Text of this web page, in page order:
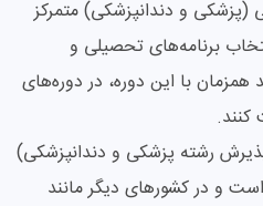
(پزشکی و دندانپزشکی) متمرکز
برنامه‌های تحصیلی و
همزمان با این دوره، در دوره‌های
کنند.
رشته پزشکی و دندانپزشکی)
و در کشورهای دیگر مانند